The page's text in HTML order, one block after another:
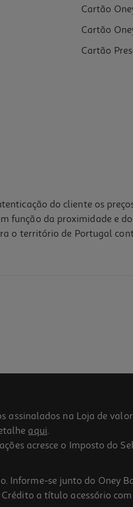
Cartão
Cartão
Cartão
do cliente os
função da proximidade e
o território de Portugal
assinalados na Loja de
aqui.
acresce o Imposto do
Informe-se junto do Oney
a título acessório